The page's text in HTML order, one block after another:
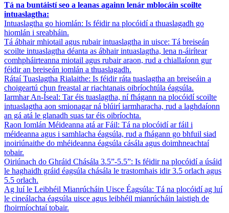
Tá na buntáistí seo a leanas againn lenár mblocáin scoilte
intuaslagtha:
Intuaslagtha go hiomlán: Is féidir na plocóidí a thuaslagadh go
hiomlán i sreabháin.
Tá ábhair mhiotail agus rubair intuaslagtha in uisce: Tá breiseán
scoilte intuaslagtha déanta as ábhair intuaslagtha, lena n-áirítear
comhpháirteanna miotail agus rubair araon, rud a chiallaíonn gur
féidir an breiseán iomlán a thuaslagadh.
Rátaí Tuaslagtha Rialaithe: Is féidir ráta tuaslagtha an breiseáin a
choigeartú chun freastal ar riachtanais oibríochtúla éagsúla.
Iarmhar An-Íseal: Tar éis tuaslagtha, ní fhágann na plocóidí scoilte
intuaslagtha aon smionagar ná blúirí iarmharacha, rud a laghdaíonn
an gá atá le glanadh suas tar éis oibríochta.
Raon Iomlán Méideanna atá ar Fáil: Tá na plocóidí ar fáil i
méideanna agus i samhlacha éagsúla, rud a fhágann go bhfuil siad
inoiriúnaithe do mhéideanna éagsúla cásála agus doimhneachtaí
tobair.
Oiriúnach do Ghráid Chásála 3.5”-5.5”: Is féidir na plocóidí a úsáid
le haghaidh gráid éagsúla chásála le trastomhais idir 3.5 orlach agus
5.5 orlach.
Ag luí le Leibhéil Mianrúcháin Uisce Éagsúla: Tá na plocóidí ag luí
le cineálacha éagsúla uisce agus leibhéil mianrúcháin laistigh de
fhoirmíochtaí tobair.